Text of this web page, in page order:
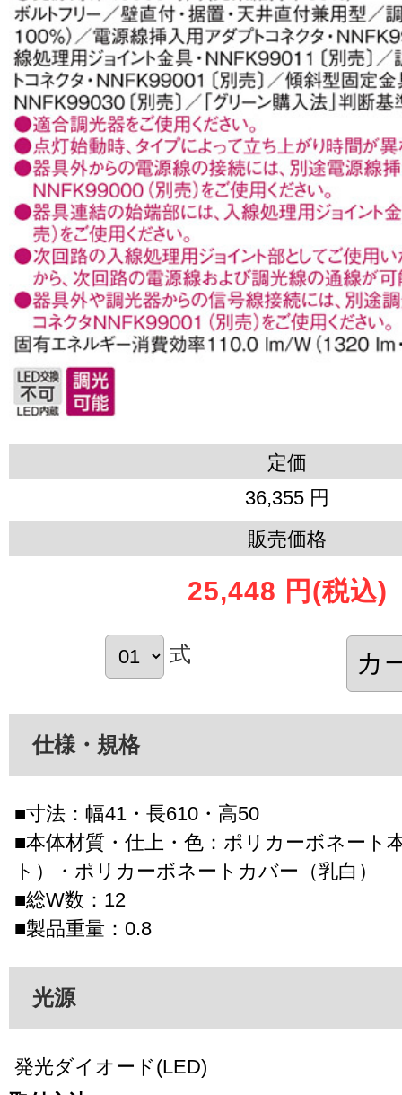
定価
36,355 円
販売価格
25,448 円 (税込)
式
仕様・規格
■寸法：幅41・長610・高50
■本体材質・仕上・色：ポリカーボネート
ト）・ポリカーボネートカバー（乳白）
■総W数：12
■製品重量：0.8
光源
発光ダイオード(LED)